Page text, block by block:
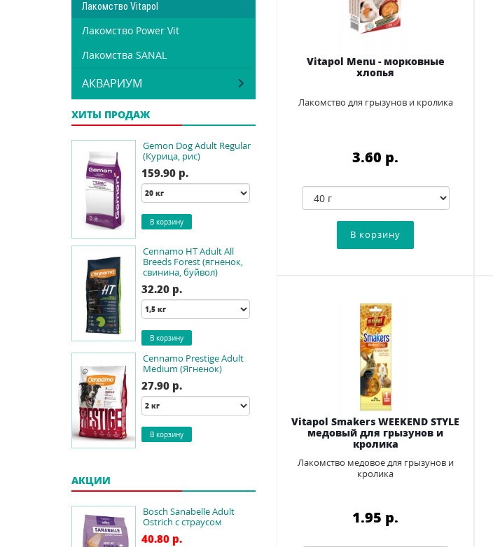
Лакомство Vitapol
Лакомство Power Vit
Лакомства SANAL
АКВАРИУМ
ХИТЫ ПРОДАЖ
Gemon Dog Adult Regular
(Курица, рис)
159.90 p.
Cennamo HT Adult All
Breeds Forest (ягненок,
свинина, буйвол)
32.20 p.
Cennamo Prestige Adult
Medium (Ягненок)
27.90 p.
АКЦИИ
Bosch Sanabelle Adult
Ostrich с страусом
40.80 p.
Vitapol Menu - морковные
хлопья
Лакомство для грызунов и кролика
3.60 p.
Vitapol Smakers WEEKEND STYLE
медовый для грызунов и
кролика
Лакомство медовое для грызунов и
кролика
1.95 p.